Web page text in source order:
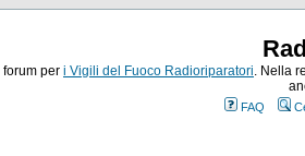
Il forum per i Vigili del Fuoco Radioriparatori. Nella
FAQ